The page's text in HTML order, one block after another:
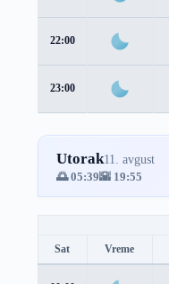
22:00
23:00
Utorak11. avgust
🌅 05:39🌇 19:55
Sat Vreme